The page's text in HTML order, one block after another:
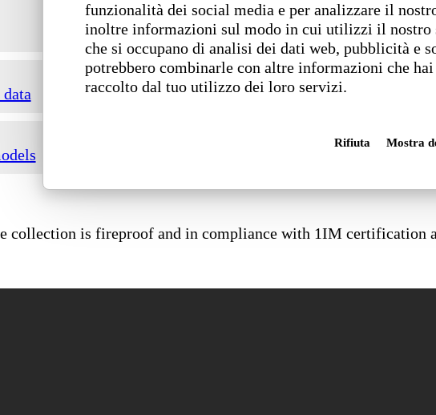
funzionalità dei social media e per analizzare il
inoltre informazioni sul modo in cui utilizzi il nostro
che si occupano di analisi dei dati web, pubblicità e
potrebbero combinarle con altre informazioni che
raccolto dal tuo utilizzo dei loro servizi.
Rifiuta Mostra
collection is fireproof and in compliance with 1IM certification